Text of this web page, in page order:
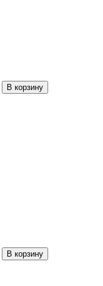
В корзину
В корзину